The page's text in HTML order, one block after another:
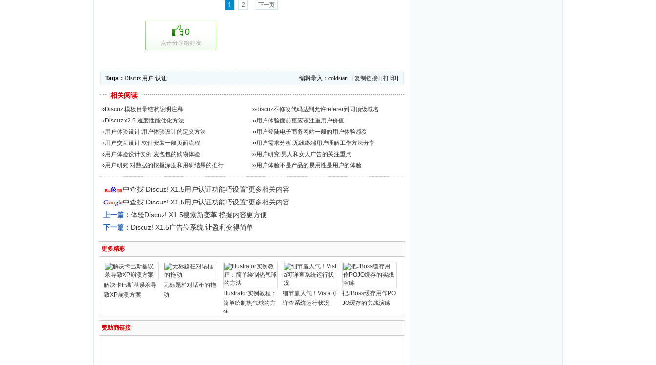
1 2 下一页
0
点击分享给好友
Tags： Discuz 用户 认证 编辑录入：coldstar [复制链接] [打 印]
相关阅读
››Discuz 模板目录结构说明注释 ››discuz不修改代码达到允许referer到同顶级域名
››Discuz x2.5 速度性能优化方法 ››用户体验面前更应该注重用户价值
››用户体验设计:用户体验设计的定义方法 ››用户登陆电子商务网站一般的用户体验感受
››用户交互设计:软件安装一般页面流程 ››用户需求分析:无线终端用户理解工作方法分享
››用户体验设计实例:麦包包的购物体验 ››用户研究:男人和女人广告的关注重点
››用户研究:对数据的挖掘深度和用研结果的推行 ››用户体验不是产品的易用性是用户的体验
中查找“Discuz! X1.5用户认证功能巧设置”更多相关内容
中查找“Discuz! X1.5用户认证功能巧设置”更多相关内容
上一篇： 体验Discuz! X1.5搜索新变革 挖掘内容更方便
下一篇： Discuz! X1.5广告位系统 让盈利变得简单
更多精彩
解决卡巴斯基误杀导
致XP崩溃方案
无标题栏对话框的拖
动
Illustrator实例教程：
简单绘制热气球的方
法
细节赢人气！Vista可
详查系统运行状况
把JBoss缓存用作PO
JO缓存的实战演练
赞助商链接